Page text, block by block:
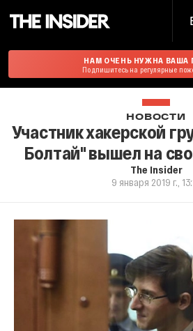
НАМ ОЧЕНЬ НУЖНА ВАША
Подпишитесь на регулярные
НОВОСТИ
Участник хакерской
Болтай" вышел на
The Insider
9 января 2019 г.,